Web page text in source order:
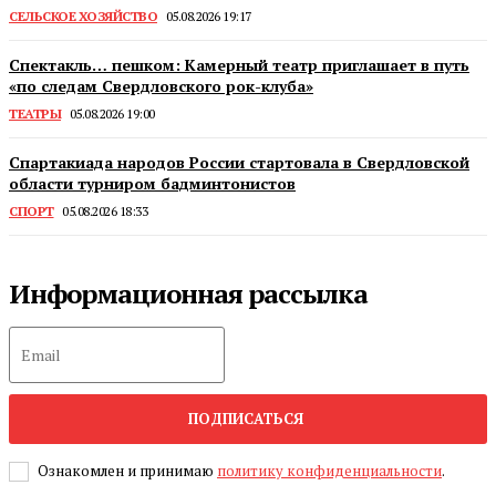
СЕЛЬСКОЕ ХОЗЯЙСТВО 05.08.2026 19:17
Спектакль… пешком: Камерный театр приглашает в путь
«по следам Свердловского рок-клуба»
ТЕАТРЫ 05.08.2026 19:00
Спартакиада народов России стартовала в Свердловской
области турниром бадминтонистов
СПОРТ 05.08.2026 18:33
Информационная рассылка
ПОДПИСАТЬСЯ
Ознакомлен и принимаю политику конфиденциальности.